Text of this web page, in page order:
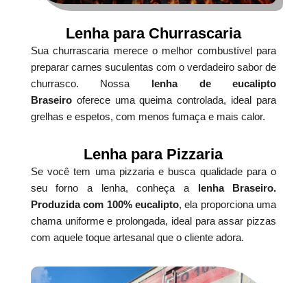
Lenha para Churrascaria
Sua churrascaria merece o melhor combustível para
preparar carnes suculentas com o verdadeiro sabor de
churrasco. Nossa lenha de eucalipto
Braseirooferece uma queima controlada, ideal para
grelhas e espetos, com menos fumaça e mais calor.
Lenha para Pizzaria
Se você tem uma pizzaria e busca qualidade para o
seu forno a lenha, conheça a lenha Braseiro.
Produzida com 100% eucalipto, ela proporciona uma
chama uniforme e prolongada, ideal para assar pizzas
com aquele toque artesanal que o cliente adora.